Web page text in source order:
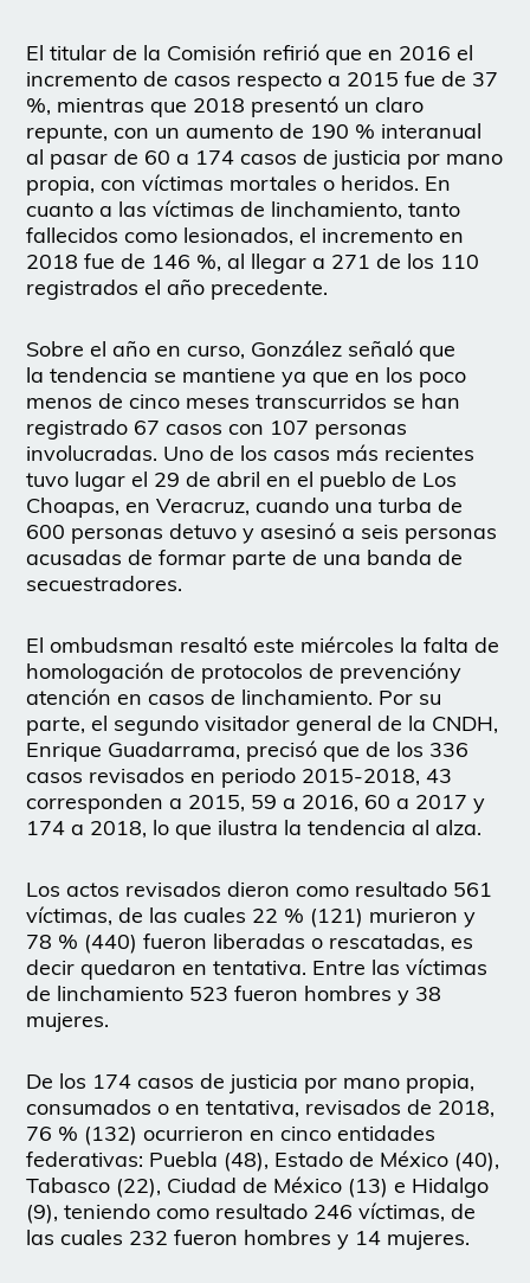
El titular de la Comisión refirió que en 2016 el
incremento de casos respecto a 2015 fue de 37
%, mientras que 2018 presentó un claro
repunte, con un aumento de 190 % interanual
al pasar de 60 a 174 casos de justicia por mano
propia, con víctimas mortales o heridos. En
cuanto a las víctimas de linchamiento, tanto
fallecidos como lesionados, el incremento en
2018 fue de 146 %, al llegar a 271 de los 110
registrados el año precedente.
Sobre el año en curso, González señaló que
la tendencia se mantiene ya que en los poco
menos de cinco meses transcurridos se han
registrado 67 casos con 107 personas
involucradas. Uno de los casos más recientes
tuvo lugar el 29 de abril en el pueblo de Los
Choapas, en Veracruz, cuando una turba de
600 personas detuvo y asesinó a seis personas
acusadas de formar parte de una banda de
secuestradores.
El ombudsman resaltó este miércoles la falta de
homologación de protocolos de prevencióny
atención en casos de linchamiento. Por su
parte, el segundo visitador general de la CNDH,
Enrique Guadarrama, precisó que de los 336
casos revisados en periodo 2015-2018, 43
corresponden a 2015, 59 a 2016, 60 a 2017 y
174 a 2018, lo que ilustra la tendencia al alza.
Los actos revisados dieron como resultado 561
víctimas, de las cuales 22 % (121) murieron y
78 % (440) fueron liberadas o rescatadas, es
decir quedaron en tentativa. Entre las víctimas
de linchamiento 523 fueron hombres y 38
mujeres.
De los 174 casos de justicia por mano propia,
consumados o en tentativa, revisados de 2018,
76 % (132) ocurrieron en cinco entidades
federativas: Puebla (48), Estado de México (40),
Tabasco (22), Ciudad de México (13) e Hidalgo
(9), teniendo como resultado 246 víctimas, de
las cuales 232 fueron hombres y 14 mujeres.